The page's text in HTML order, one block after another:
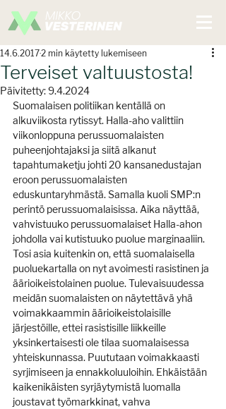
Terveiset valtuustosta!
14.6.20172 min käytetty lukemiseen
Päivitetty:9.4.2024
Suomalaisen politiikan kentällä on
alkuviikosta rytissyt. Halla-aho valittiin
viikonloppuna perussuomalaisten
puheenjohtajaksi ja siitä alkanut
tapahtumaketju johti 20 kansanedustajan
eroon perussuomalaisten
eduskuntaryhmästä. Samalla kuoli SMP:n
perintö perussuomalaisissa. Aika näyttää,
vahvistuuko perussuomalaiset Halla-ahon
johdolla vai kutistuuko puolue marginaaliin.
Tosi asia kuitenkin on, että suomalaisella
puoluekartalla on nyt avoimesti rasistinen ja
äärioikeistolainen puolue. Tulevaisuudessa
meidän suomalaisten on näytettävä yhä
voimakkaammin äärioikeistolaisille
järjestöille, ettei rasistisille liikkeille
yksinkertaisesti ole tilaa suomalaisessa
yhteiskunnassa. Puututaan voimakkaasti
syrjimiseen ja ennakkoluuloihin. Ehkäistään
kaikenikäisten syrjäytymistä luomalla
joustavat työmarkkinat, vahva